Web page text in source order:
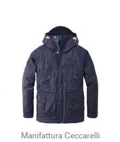
Manifattura Ceccarelli